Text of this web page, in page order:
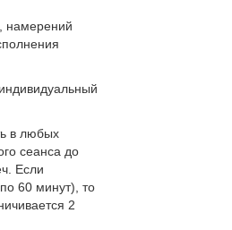
намерений
в любых
сеанса до
Если
60 минут), то
2